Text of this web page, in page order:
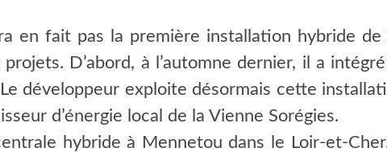
en fait pas la première installation hybride de
D’abord, à l’automne dernier, il a
développeur exploite désormais cette
d’énergie local de la Vienne Sorégies.
hybride à Mennetou dans le Loir-et-